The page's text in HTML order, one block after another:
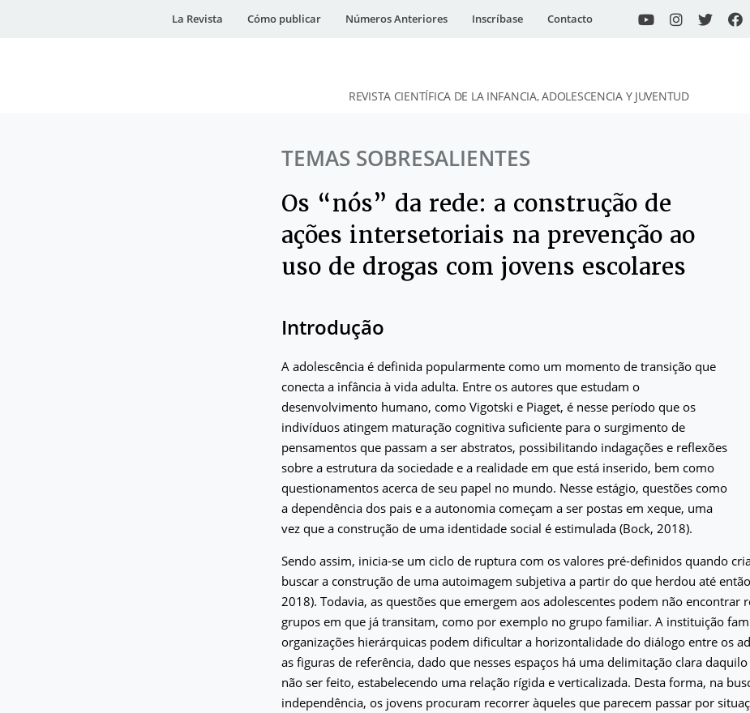
La Revista Cómo publicar Números Anteriores Inscríbase Contacto
DESidades
REVISTA CIENTÍFICA DE LA INFANCIA, ADOLESCENCIA Y JUVENTUD
TEMAS SOBRESALIENTES
Os “nós” da rede: a construção de
ações intersetoriais na prevenção ao
uso de drogas com jovens escolares
Introdução
A adolescência é definida popularmente como um momento de transição que
conecta a infância à vida adulta. Entre os autores que estudam o
desenvolvimento humano, como Vigotski e Piaget, é nesse período que os
indivíduos atingem maturação cognitiva suficiente para o surgimento de
pensamentos que passam a ser abstratos, possibilitando indagações e reflexões
sobre a estrutura da sociedade e a realidade em que está inserido, bem como
questionamentos acerca de seu papel no mundo. Nesse estágio, questões como
a dependência dos pais e a autonomia começam a ser postas em xeque, uma
vez que a construção de uma identidade social é estimulada (Bock, 2018).
Sendo assim, inicia-se um ciclo de ruptura com os valores pré-definidos quando
buscar a construção de uma autoimagem subjetiva a partir do que herdou até
2018). Todavia, as questões que emergem aos adolescentes podem não encontrar
grupos em que já transitam, como por exemplo no grupo familiar. A instituição
organizações hierárquicas podem dificultar a horizontalidade do diálogo entre os
as figuras de referência, dado que nesses espaços há uma delimitação clara
não ser feito, estabelecendo uma relação rígida e verticalizada. Desta forma, na
independência, os jovens procuram recorrer àqueles que parecem passar por